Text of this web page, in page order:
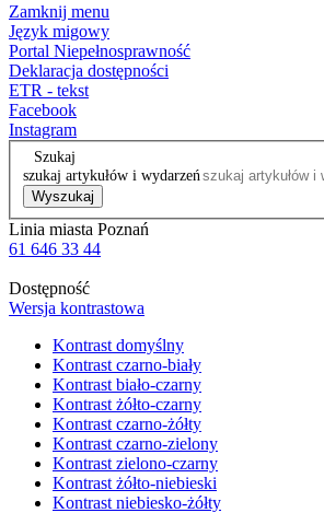
Zamknij menu
Język migowy
Portal Niepełnosprawność
Deklaracja dostępności
ETR - tekst
Facebook
Instagram
Szukaj
szukaj artykułów i wydarzeń
Wyszukaj
Linia miasta Poznań
61 646 33 44
Dostępność
Wersja kontrastowa
Kontrast domyślny
Kontrast czarno-biały
Kontrast biało-czarny
Kontrast żółto-czarny
Kontrast czarno-żółty
Kontrast czarno-zielony
Kontrast zielono-czarny
Kontrast żółto-niebieski
Kontrast niebiesko-żółty